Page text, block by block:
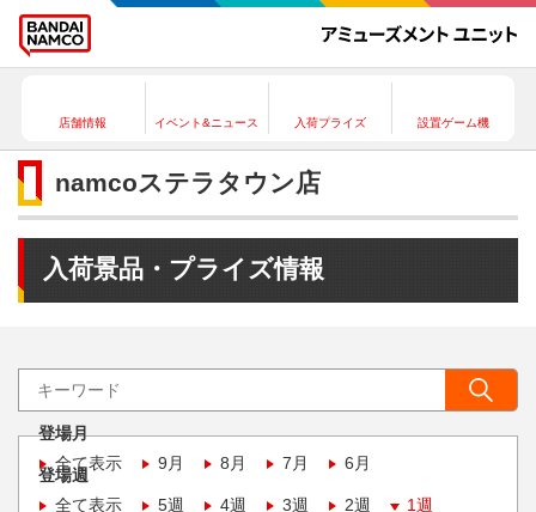
店舗情報 イベント&ニュース 入荷プライズ 設置ゲーム機
namcoステラタウン店
入荷景品・プライズ情報
登場月
全て表示
9月 8月 7月 6月
登場週
全て表示
5週 4週 3週 2週 1週